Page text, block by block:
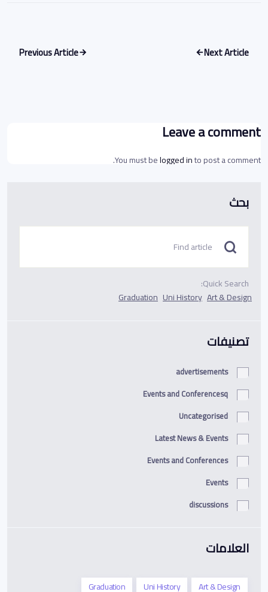
Next Article
Previous Article
Leave a comment
You must belogged into post a comment.
بحث
Quick Search:
Art & Design
Uni History
Graduation
تصنيفات
advertisements
Events and Conferencesq
Uncategorised
Latest News & Events
Events and Conferences
Events
discussions
العلامات
Art & Design
Uni History
Graduation